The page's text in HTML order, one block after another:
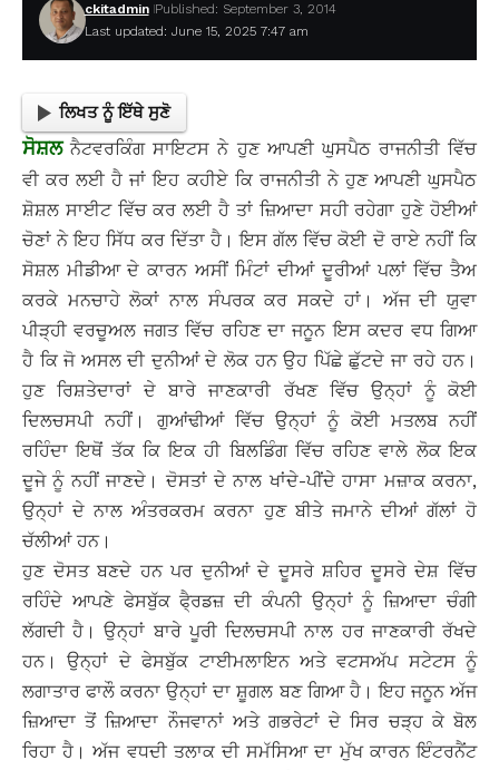
Last updated: June 15, 2025 7:47 am
ckitadmin Published: September 3, 2014
ਲਿਖਤ ਨੂੰ ਇੱਥੇ ਸੁਣੋ
ਸੋਸ਼ਲਨੈਟਵਰਕਿੰਗ ਸਾਇਟਸ ਨੇ ਹੁਣ ਆਪਣੀ ਘੁਸਪੈਠ ਰਾਜਨੀਤੀ ਵਿੱਚ
ਵੀ ਕਰ ਲਈ ਹੈ ਜਾਂ ਇਹ ਕਹੀਏ ਕਿ ਰਾਜਨੀਤੀ ਨੇ ਹੁਣ ਆਪਣੀ ਘੁਸਪੈਠ
ਸ਼ੋਸ਼ਲ ਸਾਈਟ ਵਿੱਚ ਕਰ ਲਈ ਹੈ ਤਾਂ ਜ਼ਿਆਦਾ ਸਹੀ ਰਹੇਗਾ ਹੁਣੇ ਹੋਈਆਂ
ਚੋਣਾਂ ਨੇ ਇਹ ਸਿੱਧ ਕਰ ਦਿੱਤਾ ਹੈ। ਇਸ ਗੱਲ ਵਿੱਚ ਕੋਈ ਦੋ ਰਾਏ ਨਹੀਂ ਕਿ
ਸੋਸ਼ਲ ਮੀਡੀਆ ਦੇ ਕਾਰਨ ਅਸੀਂ ਮਿੰਟਾਂ ਦੀਆਂ ਦੂਰੀਆਂ ਪਲਾਂ ਵਿੱਚ ਤੈਅ
ਕਰਕੇ ਮਨਚਾਹੇ ਲੋਕਾਂ ਨਾਲ ਸੰਪਰਕ ਕਰ ਸਕਦੇ ਹਾਂ। ਅੱਜ ਦੀ ਯੁਵਾ
ਪੀੜ੍ਹੀ ਵਰਚੂਅਲ ਜਗਤ ਵਿੱਚ ਰਹਿਣ ਦਾ ਜਨੂਨ ਇਸ ਕਦਰ ਵਧ ਗਿਆ
ਹੈ ਕਿ ਜੋ ਅਸਲ ਦੀ ਦੁਨੀਆਂ ਦੇ ਲੋਕ ਹਨ ਉਹ ਪਿੱਛੇ ਛੁੱਟਦੇ ਜਾ ਰਹੇ ਹਨ।
ਹੁਣ ਰਿਸ਼ਤੇਦਾਰਾਂ ਦੇ ਬਾਰੇ ਜਾਣਕਾਰੀ ਰੱਖਣ ਵਿੱਚ ਉਨ੍ਹਾਂ ਨੂੰ ਕੋਈ
ਦਿਲਚਸਪੀ ਨਹੀਂ। ਗੁਆਂਢੀਆਂ ਵਿੱਚ ਉਨ੍ਹਾਂ ਨੂੰ ਕੋਈ ਮਤਲਬ ਨਹੀਂ
ਰਹਿੰਦਾ ਇਥੋਂ ਤੱਕ ਕਿ ਇਕ ਹੀ ਬਿਲਡਿੰਗ ਵਿੱਚ ਰਹਿਣ ਵਾਲੇ ਲੋਕ ਇਕ
ਦੂਜੇ ਨੂੰ ਨਹੀਂ ਜਾਣਦੇ। ਦੋਸਤਾਂ ਦੇ ਨਾਲ ਖਾਂਦੇ-ਪੀਂਦੇ ਹਾਸਾ ਮਜ਼ਾਕ ਕਰਨਾ,
ਉਨ੍ਹਾਂ ਦੇ ਨਾਲ ਅੰਤਰਕਰਮ ਕਰਨਾ ਹੁਣ ਬੀਤੇ ਜਮਾਨੇ ਦੀਆਂ ਗੱਲਾਂ ਹੋ
ਚੱਲੀਆਂ ਹਨ।
ਹੁਣ ਦੋਸਤ ਬਣਦੇ ਹਨ ਪਰ ਦੁਨੀਆਂ ਦੇ ਦੂਸਰੇ ਸ਼ਹਿਰ ਦੂਸਰੇ ਦੇਸ਼ ਵਿੱਚ
ਰਹਿੰਦੇ ਆਪਣੇ ਫੇਸਬੁੱਕ ਫੈ੍ਰਡਜ਼ ਦੀ ਕੰਪਨੀ ਉਨ੍ਹਾਂ ਨੂੰ ਜ਼ਿਆਦਾ ਚੰਗੀ
ਲੱਗਦੀ ਹੈ। ਉਨ੍ਹਾਂ ਬਾਰੇ ਪੂਰੀ ਦਿਲਚਸਪੀ ਨਾਲ ਹਰ ਜਾਣਕਾਰੀ ਰੱਖਦੇ
ਹਨ। ਉਨ੍ਹਾਂ ਦੇ ਫੇਸਬੁੱਕ ਟਾਈਮਲਾਇਨ ਅਤੇ ਵਟਸਅੱਪ ਸਟੇਟਸ ਨੂੰ
ਲਗਾਤਾਰ ਫਾਲੌ ਕਰਨਾ ਉਨ੍ਹਾਂ ਦਾ ਸ਼ੂਗਲ ਬਣ ਗਿਆ ਹੈ। ਇਹ ਜਨੂਨ ਅੱਜ
ਜ਼ਿਆਦਾ ਤੋਂ ਜ਼ਿਆਦਾ ਨੌਜਵਾਨਾਂ ਅਤੇ ਗਭਰੇਟਾਂ ਦੇ ਸਿਰ ਚੜ੍ਹ ਕੇ ਬੋਲ
ਰਿਹਾ ਹੈ। ਅੱਜ ਵਧਦੀ ਤਲਾਕ ਦੀ ਸਮੱਸਿਆ ਦਾ ਮੁੱਖ ਕਾਰਨ ਇੰਟਰਨੈਂਟ